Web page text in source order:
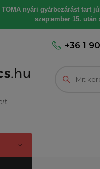
nyári gyárbezárást tart
szeptember 15. után
+36 1